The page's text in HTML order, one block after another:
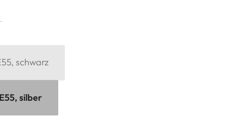
schwarz
silber